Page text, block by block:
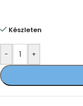
Készleten
- +